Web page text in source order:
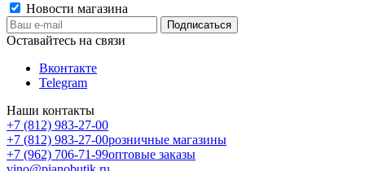
Новости магазина
Оставайтесь на связи
Вконтакте
Telegram
Наши контакты
+7 (812) 983-27-00
+7 (812) 983-27-00розничные магазины
+7 (962) 706-71-99оптовые заказы